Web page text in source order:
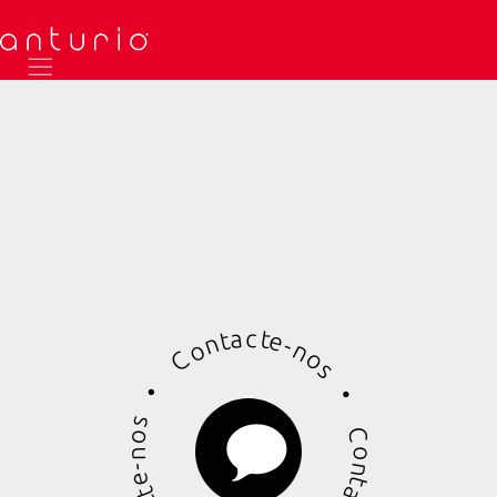
t
e
-
n
o
s
•
Contacte-no
s
•
C
o
n
t